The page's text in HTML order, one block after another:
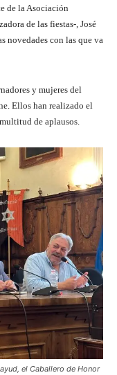
de la Asociación
de las fiestas-, José
novedades con las que va
y mujeres del
Ellos han realizado el
de aplausos.
el Caballero de Honor